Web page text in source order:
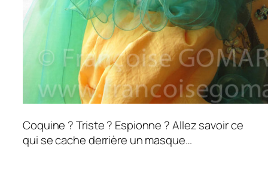
Coquine ? Triste ? Espionne ? Allez savoir ce
qui se cache derrière un masque…